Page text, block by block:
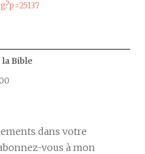
la Bible
dans votre
vous à mon